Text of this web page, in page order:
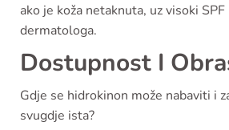
ako je koža netaknuta, uz visoki
dermatologa.
Dostupnost I
Gdje se hidrokinon može nabaviti i
svugdje ista?